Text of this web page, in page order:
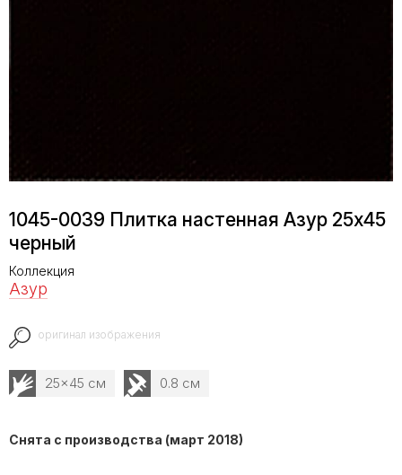
1045-0039 Плитка настенная Азур 25х45
черный
Коллекция
Азур
оригинал изображения
25x45 см 0.8 см
Снята с производства (март 2018)